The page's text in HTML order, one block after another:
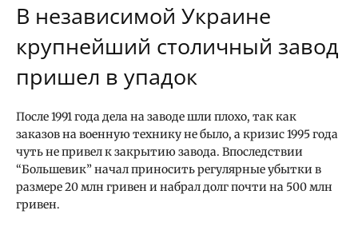
В независимой Украине
крупнейший столичный завод
пришел в упадок
После 1991 года дела на заводе шли плохо, так как
заказов на военную технику не было, а кризис 1995 года
чуть не привел к закрытию завода. Впоследствии
“Большевик” начал приносить регулярные убытки в
размере 20 млн гривен и набрал долг почти на 500 млн
гривен.